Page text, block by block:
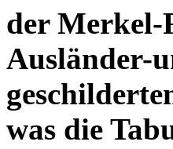
der Merkel-
Ausländer-
was die